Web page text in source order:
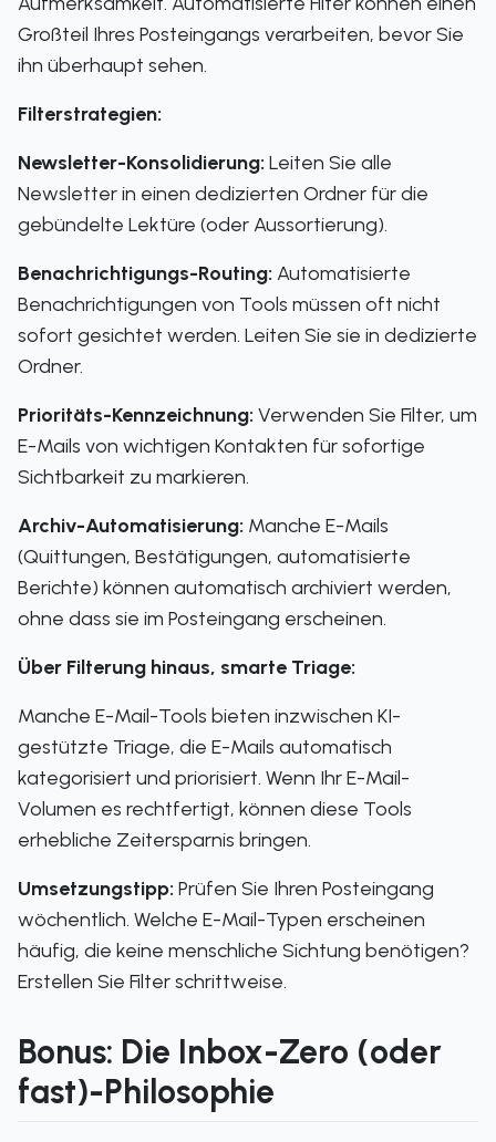
Großteil Ihres Posteingangs verarbeiten, bevor Sie
ihn überhaupt sehen.
Filterstrategien:
Newsletter-Konsolidierung: Leiten Sie alle
Newsletter in einen dedizierten Ordner für die
gebündelte Lektüre (oder Aussortierung).
Benachrichtigungs-Routing: Automatisierte
Benachrichtigungen von Tools müssen oft nicht
sofort gesichtet werden. Leiten Sie sie in dedizierte
Ordner.
Prioritäts-Kennzeichnung: Verwenden Sie Filter, um
E-Mails von wichtigen Kontakten für sofortige
Sichtbarkeit zu markieren.
Archiv-Automatisierung: Manche E-Mails
(Quittungen, Bestätigungen, automatisierte
Berichte) können automatisch archiviert werden,
ohne dass sie im Posteingang erscheinen.
Über Filterung hinaus, smarte Triage:
Manche E-Mail-Tools bieten inzwischen KI-
gestützte Triage, die E-Mails automatisch
kategorisiert und priorisiert. Wenn Ihr E-Mail-
Volumen es rechtfertigt, können diese Tools
erhebliche Zeitersparnis bringen.
Umsetzungstipp: Prüfen Sie Ihren Posteingang
wöchentlich. Welche E-Mail-Typen erscheinen
häufig, die keine menschliche Sichtung benötigen?
Erstellen Sie Filter schrittweise.
Bonus: Die Inbox-Zero (oder
fast)-Philosophie